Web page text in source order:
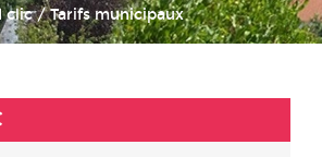
clic / Tarifs municipaux